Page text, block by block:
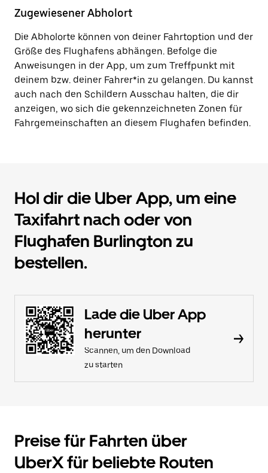
Zugewiesener Abholort
Die Abholorte können von deiner Fahrtoption und der
Größe des Flughafens abhängen. Befolge die
Anweisungen in der App, um zum Treffpunkt mit
deinem bzw. deiner Fahrer*in zu gelangen. Du kannst
auch nach den Schildern Ausschau halten, die dir
anzeigen, wo sich die gekennzeichneten Zonen für
Fahrgemeinschaften an diesem Flughafen befinden.
Hol dir die Uber App, um eine
Taxifahrt nach oder von
Flughafen Burlington zu
bestellen.
Lade die Uber App
herunter
Scannen, um den Download
zu starten
Preise für Fahrten über
UberX für beliebte Routen